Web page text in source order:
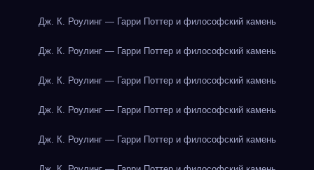
Дж. К. Роулинг — Гарри Поттер и философский камень
Дж. К. Роулинг — Гарри Поттер и философский камень
Дж. К. Роулинг — Гарри Поттер и философский камень
Дж. К. Роулинг — Гарри Поттер и философский камень
Дж. К. Роулинг — Гарри Поттер и философский камень